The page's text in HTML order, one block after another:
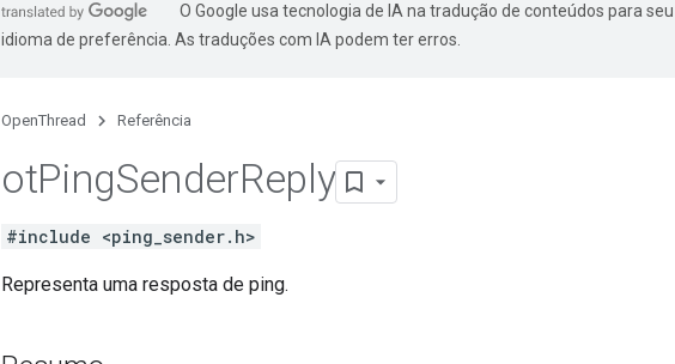
O Google usa tecnologia de IA na tradução de conteúdos para seu
idioma de preferência. As traduções com IA podem ter erros.
OpenThread Referência
otPingSenderReply
#include <ping_sender.h>
Representa uma resposta de ping.